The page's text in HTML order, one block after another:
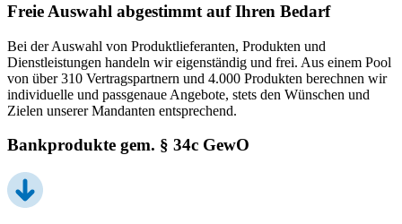
Freie Auswahl abgestimmt auf Ihren Bedarf
Bei der Auswahl von Produktlieferanten, Produkten und
Dienstleistungen handeln wir eigenständig und frei. Aus einem Pool
von über 310 Vertragspartnern und 4.000 Produkten berechnen wir
individuelle und passgenaue Angebote, stets den Wünschen und
Zielen unserer Mandanten entsprechend.
Bankprodukte gem. § 34c GewO